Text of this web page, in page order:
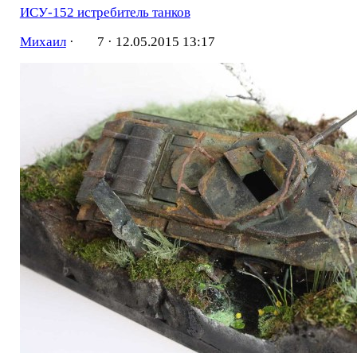
ИСУ-152 истребитель танков
Михаил· 7 · 12.05.2015 13:17